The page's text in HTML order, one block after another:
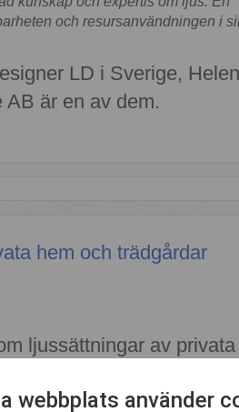
och resursanvändningen i
LD i Sverige,
är en av dem.
hem och trädgårdar
ljussättningar av privata
eller i din trädgård? Tveka inte
webbplats använder